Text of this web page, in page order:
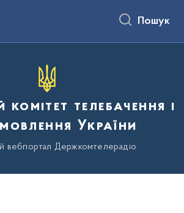
Пошук
телебачення і
України
вебпортал Держкомтелерадіо